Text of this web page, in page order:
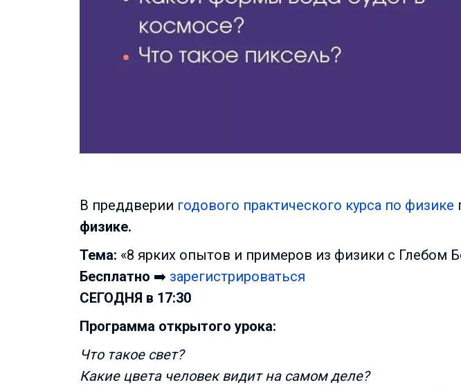
В преддверии годового практического курса по физике
физике.
Тема: «8 ярких опытов и примеров из физики с Глебом
Бесплатно ➡️ зарегистрироваться
СЕГОДНЯ в 17:30
Программа открытого урока:
Что такое свет?
Какие цвета человек видит на самом деле?